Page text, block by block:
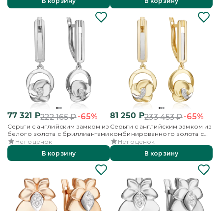
77 321 ₽222 165₽-65%
Серьги с английским замком из
белого золота с бриллиантами
Нет оценок
В корзину
81 250₽233 453₽-65%
Серьги с английским замком из
комбинированного золота с
бриллиантами
Нет оценок
В корзину